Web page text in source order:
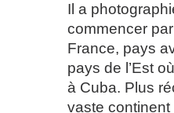
Il a
commencer
France, pays
pays de l’Est
à Cuba. Plus
vaste